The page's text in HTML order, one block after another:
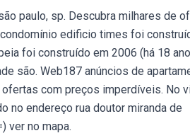
paulo, sp. Descubra milhares de
edificio times foi
foi construído em 2006 (há 18
são. Web187 anúncios de
ofertas com preços imperdíveis. No
no endereço rua doutor miranda de
ver no mapa.